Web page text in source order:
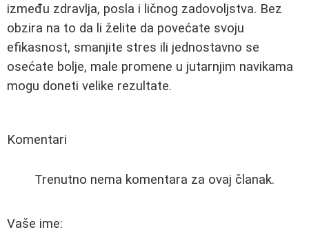
između zdravlja, posla i ličnog zadovoljstva. Bez
obzira na to da li želite da povećate svoju
efikasnost, smanjite stres ili jednostavno se
osećate bolje, male promene u jutarnjim navikama
mogu doneti velike rezultate.
Komentari
Trenutno nema komentara za ovaj članak.
Vaše ime: